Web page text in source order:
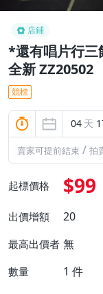
店鋪
*還有唱片行三
全新 ZZ20502
競標
04 天
賣家可提前結束 / 拍
起標價格 $99
出價增額 20
最高出價者 無
數量 1 件